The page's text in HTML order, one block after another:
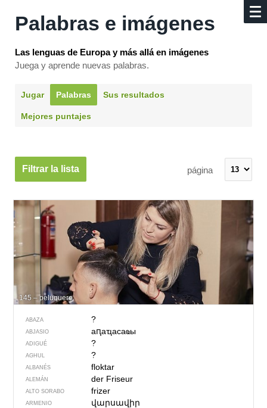
Palabras e imágenes
Las lenguas de Europa y más allá en imágenes
Juega y aprende nuevas palabras.
Jugar Palabras Sus resultados
Mejores puntajes
Filtrar la lista página
145 – peluquero
ABAZA ?
ABJASIO аԥаҵасаҩы
ADIGUÉ ?
AGHUL ?
ALBANÉS floktar
ALEMÁN der Friseur
ALTO SORABO frizer
ARMENIO վարսավիր